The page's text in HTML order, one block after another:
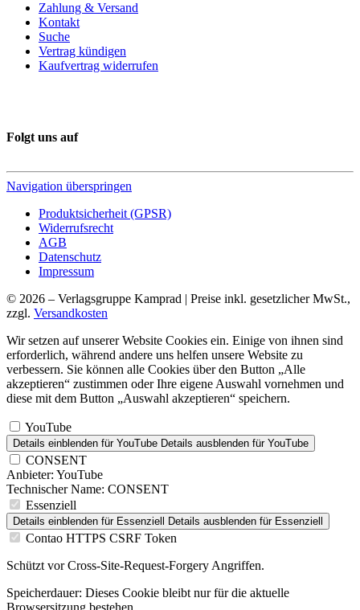
Zahlung & Versand
Kontakt
Suche
Vertrag kündigen
Kaufvertrag widerrufen
Folgt uns auf
Navigation überspringen
Produktsicherheit (GPSR)
Widerrufsrecht
AGB
Datenschutz
Impressum
© 2026 – Verlagsgruppe Kamprad | Preise inkl. gesetzlicher MwSt.,
zzgl. Versandkosten
Wir setzen auf unserer Website Cookies ein. Einige von ihnen sind
erforderlich, während andere uns helfen unsere Website zu
verbessern. Sie können alle Cookies über den Button „Alle
akzeptieren“ zustimmen oder Ihre eigene Auswahl vornehmen und
diese mit dem Button „Auswahl akzeptieren“ speichern.
YouTube
Details einblenden für YouTube Details ausblenden für YouTube
CONSENT
Anbieter: YouTube
Technischer Name: CONSENT
Essenziell
Details einblenden für Essenziell Details ausblenden für Essenziell
Contao HTTPS CSRF Token
Schützt vor Cross-Site-Request-Forgery Angriffen.
Speicherdauer: Dieses Cookie bleibt nur für die aktuelle
Browsersitzung bestehen.